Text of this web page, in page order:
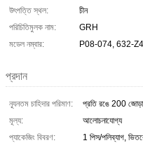
উৎপত্তি স্থল:
চীন
পরিচিতিমুলক নাম:
GRH
মডেল নম্বার:
P08-074, 632-
প্রদান
ন্যূনতম চাহিদার পরিমাণ:
প্রতি রঙে 200 জোড়া
মূল্য:
আলোচনাযোগ্য
প্যাকেজিং বিবরণ:
1 পিস/পলিব্যাগ,